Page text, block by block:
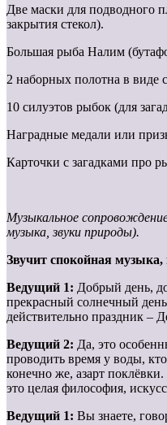
Две маски для подводного
закрытия стекол).
Большая рыба Налим
2 наборных полотна в виде
10 силуэтов рыбок (для
Наградные медали или
Карточки с загадками про
Музыкальное
музыка, звуки природы).
Звучит спокойная
Ведущий 1: Добрый день,
прекрасный солнечный
действительно праздник –
Ведущий 2: Да, это
проводить время у воды,
конечно же, азарт
это целая философия,
Ведущий 1: Вы знаете,